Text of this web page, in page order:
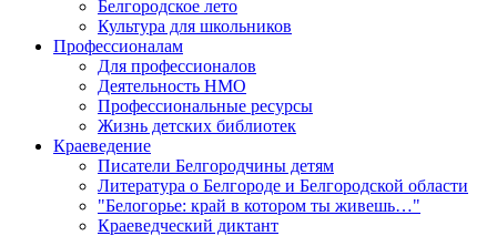
Белгородское лето
Культура для школьников
Профессионалам
Для профессионалов
Деятельность НМО
Профессиональные ресурсы
Жизнь детских библиотек
Краеведение
Писатели Белгородчины детям
Литература о Белгороде и Белгородской области
"Белогорье: край в котором ты живешь…"
Краеведческий диктант